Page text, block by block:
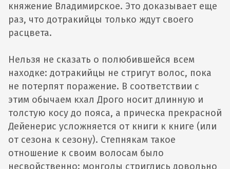
княжение Владимирское. Это доказывает еще
раз, что дотракийцы только ждут своего
расцвета.
Нельзя не сказать о полюбившейся всем
находке: дотракийцы не стригут волос, пока
не потерпят поражение. В соответствии с
этим обычаем кхал Дрого носит длинную и
толстую косу до пояса, а прическа прекрасной
Дейенерис усложняется от книги к книге (или
от сезона к сезону). Степнякам такое
отношение к своим волосам было
несвойственно: монголы стриглись довольно